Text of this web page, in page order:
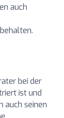
auch
bei der
ist und
auch seinen